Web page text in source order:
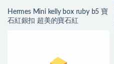
Hermes Mini kelly box ruby b5 寶
石紅銀扣 超美的寶石紅